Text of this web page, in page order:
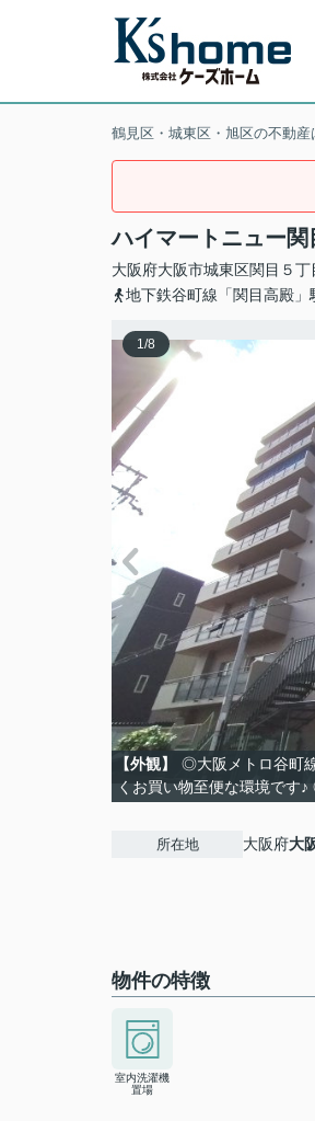
鶴見区・城東区・旭区の不動
ハイマートニュー
大阪府大阪市城東区関目 ５丁
地下鉄谷町線「関目高殿」
1/8
【外観】
◎大阪メトロ谷町
くお買い物至便な環境です
所在地 大阪府大
物件の特徴
室内洗濯機
置場